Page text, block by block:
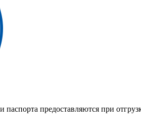
предоставляются при